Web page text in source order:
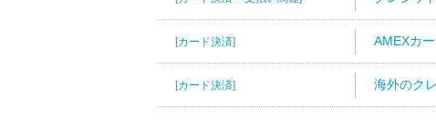
[カード決済] AMEXカ
[カード決済] 海外のク